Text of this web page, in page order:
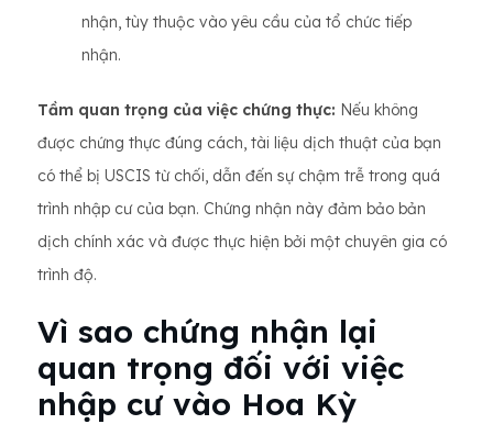
nhận, tùy thuộc vào yêu cầu của tổ chức tiếp
nhận.
Tầm quan trọng của việc chứng thực: Nếu không
được chứng thực đúng cách, tài liệu dịch thuật của bạn
có thể bị USCIS từ chối, dẫn đến sự chậm trễ trong quá
trình nhập cư của bạn. Chứng nhận này đảm bảo bản
dịch chính xác và được thực hiện bởi một chuyên gia có
trình độ.
Vì sao chứng nhận lại
quan trọng đối với việc
nhập cư vào Hoa Kỳ